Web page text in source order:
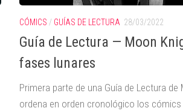
CÓMICS / GUÍAS DE LECTURA 28/03/2022
Guía de Lectura — Moon
fases lunares
Primera parte de una Guía de Lectura de
ordena en orden cronológico los cómics